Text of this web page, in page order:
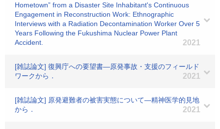
Hometown” from a Disaster Site Inhabitant's Continuous
Engagement in Reconstruction Work: Ethnographic
Interviews with a Radiation Decontamination Worker Over 5
Years Following the Fukushima Nuclear Power Plant
Accident.
2021
[雑誌論文] 復興庁への要望書―原発事故・支援のフィールド
ワークから．
2021
[雑誌論文] 原発避難者の被害実態について―精神医学的見地
から．
2021